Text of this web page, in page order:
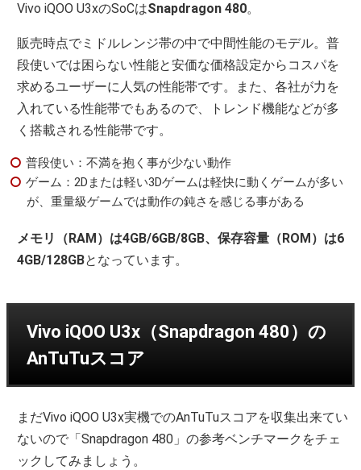
Vivo iQOO U3xのSoCはSnapdragon 480。
販売時点でミドルレンジ帯の中で中間性能のモデル。普
段使いでは困らない性能と安価な価格設定からコスパを
求めるユーザーに人気の性能帯です。また、各社が力を
入れている性能帯でもあるので、トレンド機能などが多
く搭載される性能帯です。
普段使い：不満を抱く事が少ない動作
ゲーム：2Dまたは軽い3Dゲームは軽快に動くゲームが多い
が、重量級ゲームでは動作の鈍さを感じる事がある
メモリ（RAM）は4GB/6GB/8GB、保存容量（ROM）は6
4GB/128GBとなっています。
Vivo iQOO U3x（Snapdragon 480）の
AnTuTuスコア
まだVivo iQOO U3x実機でのAnTuTuスコアを収集出来てい
ないので「Snapdragon 480」の参考ベンチマークをチェ
ックしてみましょう。